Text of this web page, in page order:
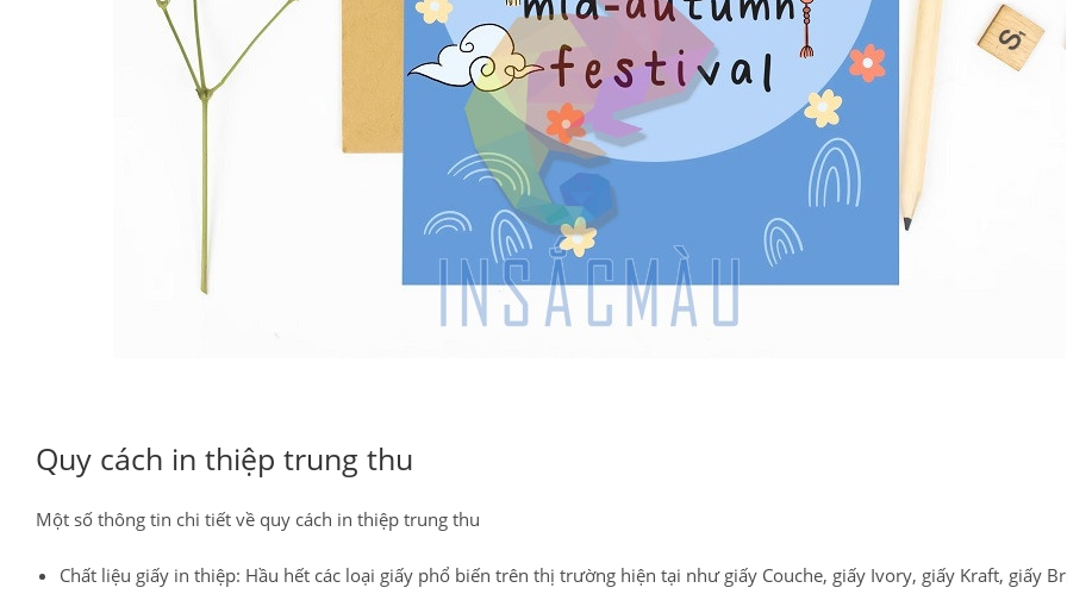
Quy cách in thiệp trung thu
Một số thông tin chi tiết về quy cách in thiệp trung thu
Chất liệu giấy in thiệp: Hầu hết các loại giấy phổ biến trên thị trường hiện tại như giấy Couche, giấy Ivory, giấy Kraft, giấy